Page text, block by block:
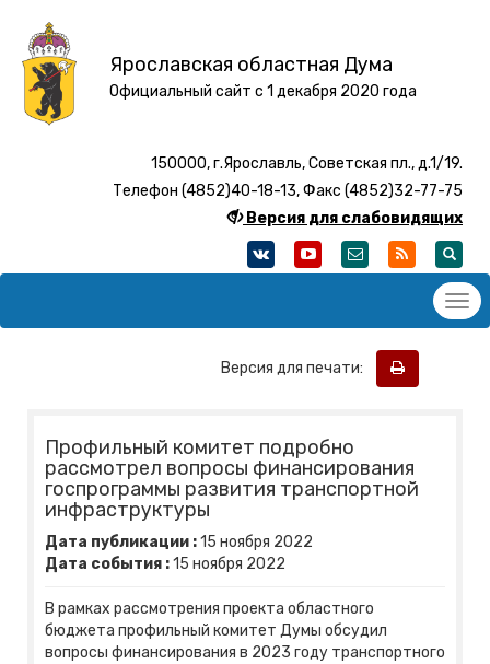
Ярославская областная Дума
Официальный сайт с 1 декабря 2020 года
150000, г.Ярославль, Советская пл., д.1/19.
Телефон (4852)40-18-13, Факс (4852)32-77-75
Версия для слабовидящих
Версия для печати:
Профильный комитет подробно
рассмотрел вопросы финансирования
госпрограммы развития транспортной
инфраструктуры
Дата публикации :15 ноября 2022
Дата события :15 ноября 2022
В рамках рассмотрения проекта областного
бюджета профильный комитет Думы обсудил
вопросы финансирования в 2023 году транспортного